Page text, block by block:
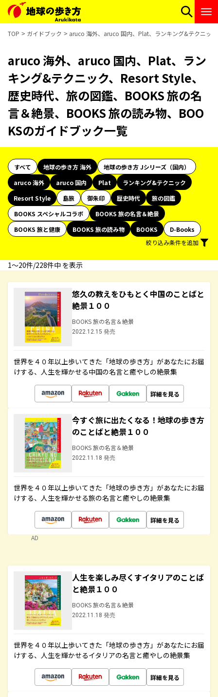
TOP ガイドブック aruco 海外、aruco 国内、Plat、ランキング&テクニッ
aruco 海外、aruco 国内、Plat、ラン
キング&テクニック、Resort Style、
歴史時代、旅の図鑑、BOOKS 旅の名
言＆絶景、BOOKS 旅の読み物、BOO
KSのガイドブック一覧
すべて 地球の歩き方 海外
地球の歩き方 Jシリーズ（国内）
aruco 海外
aruco 国内 Plat
ランキング&テクニック
Resort Style
島旅 御朱印 歴史時代
旅の図鑑
BOOKS スペシャルコラボ
BOOKS 旅の名言＆絶景
BOOKS 旅と健康
BOOKS 旅の読み物 BOOKS
D-Books
絞り込み条件を追加
1〜20件/228件中 を表示
悠久の教えをひもとく中国のことばと
絶景１００
BOOKS 旅の名言＆絶景
2022.12.15 発売
世界を４０年以上歩いてきた「地球の歩き方」があなたにお届
けする、人生を輝かせる中国の名言と癒やしの絶景集
詳細を見る
今すぐ旅に出たくなる！地球の歩き方
のことばと絶景１００
BOOKS 旅の名言＆絶景
2022.11.18 発売
世界を４０年以上歩いてきた「地球の歩き方」があなたにお届
けする、人生を輝かせる旅の名言と癒やしの絶景集
詳細を見る
AD
人生を楽しみ尽くすイタリアのことば
と絶景１００
BOOKS 旅の名言＆絶景
2022.11.18 発売
世界を４０年以上歩いてきた「地球の歩き方」があなたにお届
けする、人生を輝かせるイタリアの名言と癒やしの絶景集
詳細を見る